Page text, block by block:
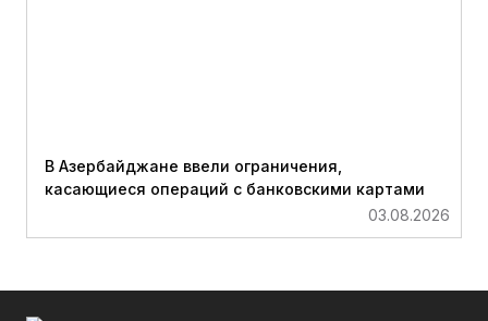
В Азербайджане ввели ограничения,
касающиеся операций с банковскими картами
03.08.2026